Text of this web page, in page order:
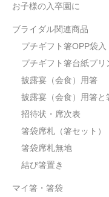
お子様の入卒園に
ブライダル関連商品
プチギフト箸OPP袋入
プチギフト箸台紙プリ
披露宴（会食）用箸
披露宴（会食）用箸と
招待状・席次表
箸袋席札（箸セット）
箸袋席札無地
結び箸置き
マイ箸・箸袋